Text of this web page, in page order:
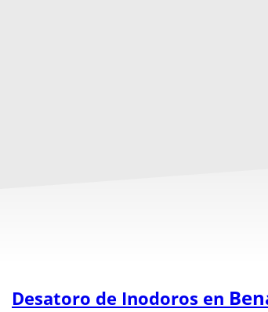
Desatoro de Inodoros en